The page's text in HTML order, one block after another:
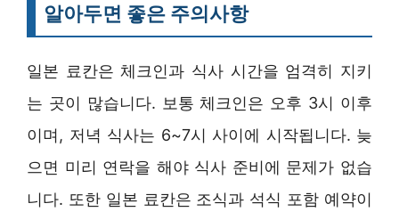
알아두면 좋은 주의사항
일본 료칸은 체크인과 식사 시간을 엄격히 지키
는 곳이 많습니다. 보통 체크인은 오후 3시 이후
이며, 저녁 식사는 6~7시 사이에 시작됩니다. 늦
으면 미리 연락을 해야 식사 준비에 문제가 없습
니다. 또한 일본 료칸은 조식과 석식 포함 예약이